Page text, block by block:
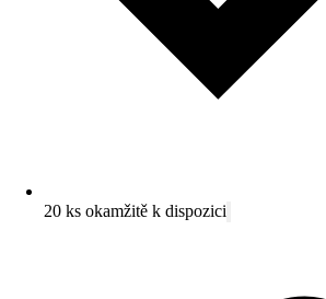
20 ks okamžitě k dispozici